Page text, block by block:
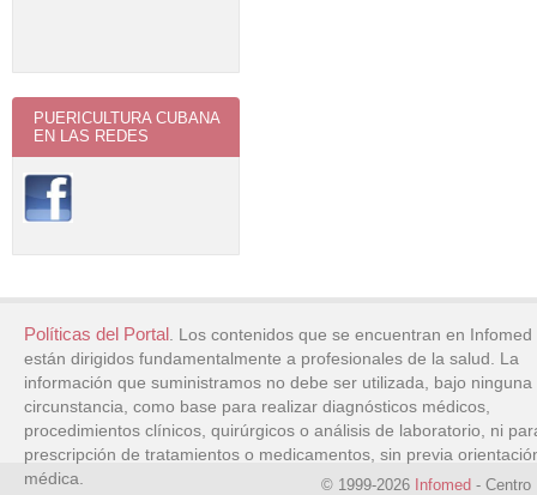
PUERICULTURA CUBANA
EN LAS REDES
Políticas del Portal. Los contenidos que se encuentran en Infomed
están dirigidos fundamentalmente a profesionales de la salud. La
información que suministramos no debe ser utilizada, bajo ninguna
circunstancia, como base para realizar diagnósticos médicos,
procedimientos clínicos, quirúrgicos o análisis de laboratorio, ni
prescripción de tratamientos o medicamentos, sin previa
médica.
© 1999-2026 Infomed - Centro